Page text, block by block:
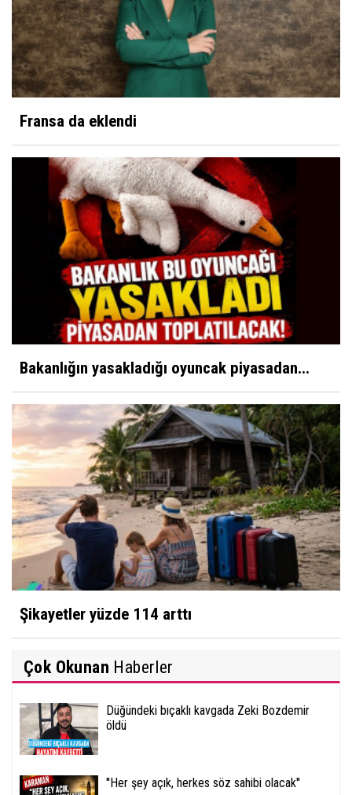
Fransa da eklendi
Bakanlığın yasakladığı oyuncak piyasadan...
Şikayetler yüzde 114 arttı
Çok Okunan Haberler
Düğündeki bıçaklı kavgada Zeki Bozdemir
öldü
''Her şey açık, herkes söz sahibi olacak''